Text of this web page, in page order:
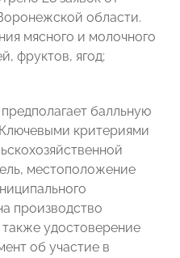
области.
мясного и молочного
фруктов, ягод;
балльную
критериями
местоположение
производство
удостоверение
об участие в